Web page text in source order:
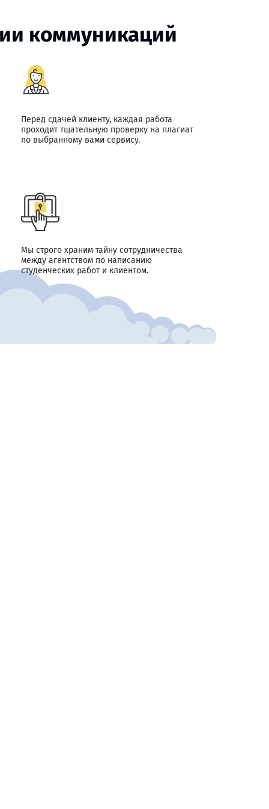
коммуникаций
Перед сдачей клиенту, каждая работа
проходит тщательную проверку на плагиат
по выбранному вами сервису.
Мы строго храним тайну сотрудничества
между агентством по написанию
студенческих работ и клиентом.